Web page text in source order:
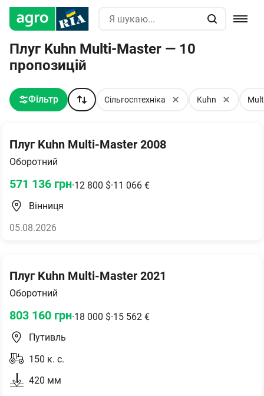
Плуг Kuhn Multi-Master — 10
пропозицій
Фільтр Сільгосптехніка Kuhn
Плуг Kuhn Multi-Master 2008
Оборотний
571 136 грн·12 800 $·11 066 €
Вінниця
05.08.2026
Плуг Kuhn Multi-Master 2021
Оборотний
803 160 грн·18 000 $·15 562 €
Путивль
150 к. с.
420 мм